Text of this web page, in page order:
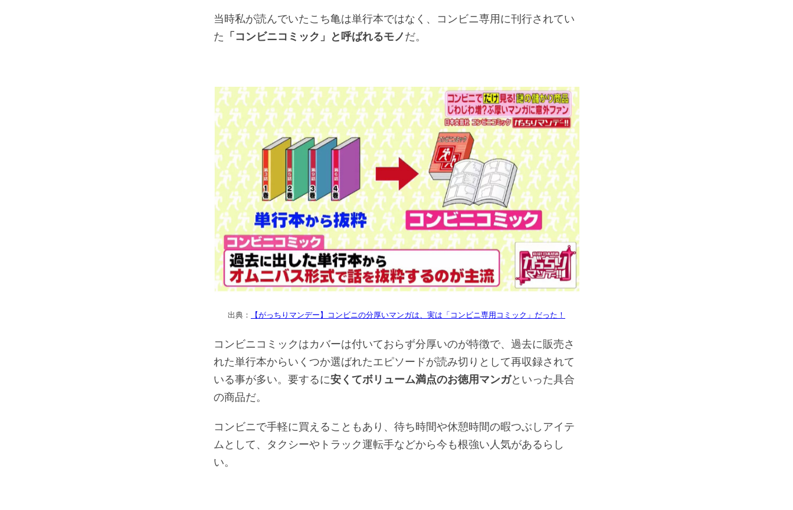
当時私が読んでいたこち亀は単行本ではなく、コンビニ専用に刊行されてい
た 「コンビニコミック」と呼ばれるモノだ。
出典： 【がっちりマンデー】コンビニの分厚いマンガは、実は「コンビニ専用コミック」だった！
コンビニコミックはカバーは付いておらず分厚いのが特徴で、過去に販売さ
れた単行本からいくつか選ばれたエピソードが読み切りとして再収録されて
いる事が多い。要するに安くてボリューム満点のお徳用マンガといった具合
の商品だ。
コンビニで手軽に買えることもあり、待ち時間や休憩時間の暇つぶしアイテ
ムとして、タクシーやトラック運転手などから今も根強い人気があるらし
い。